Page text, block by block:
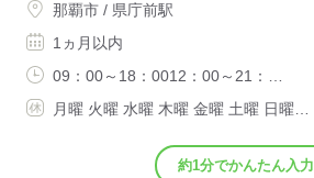
那覇市 / 県庁前駅
1ヵ月以内
09：00～18：0012：00～21：…
月曜 火曜 水曜 木曜 金曜 土曜 日曜…
約1分でかんたん入力